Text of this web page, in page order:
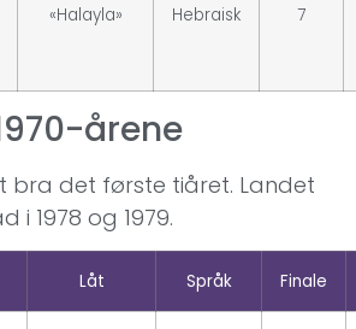
«Halayla» Hebraisk 7
årene
bra det første tiåret. Landet
1978 og 1979.
Låt Språk Finale